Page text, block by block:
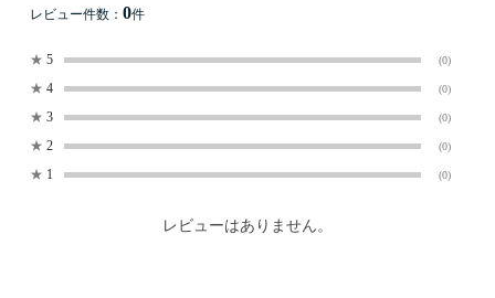
レビュー件数： 0件
★ 5 (0)
★ 4 (0)
★ 3 (0)
★ 2 (0)
★ 1 (0)
レビューはありません。